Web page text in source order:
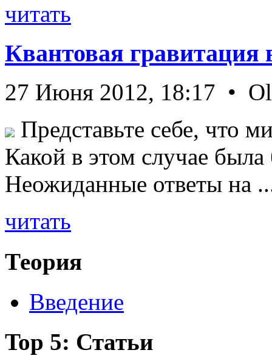
читать
Квантовая гравитация
27 Июня 2012, 18:17 •
Представьте себе, что
Какой в этом случае
Неожиданные ответы на
читать
Теория
Введение
Top 5: Статьи